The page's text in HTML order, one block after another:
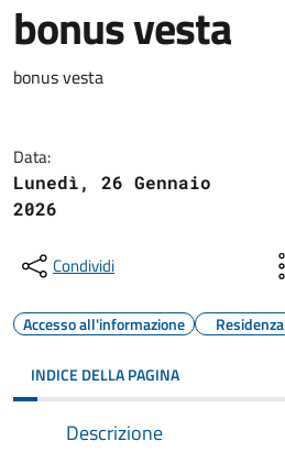
bonus vesta
bonus vesta
Data:
Lunedì, 26 Gennaio
2026
Condividi
Accesso all'informazione Residenza
INDICE DELLA PAGINA
Descrizione